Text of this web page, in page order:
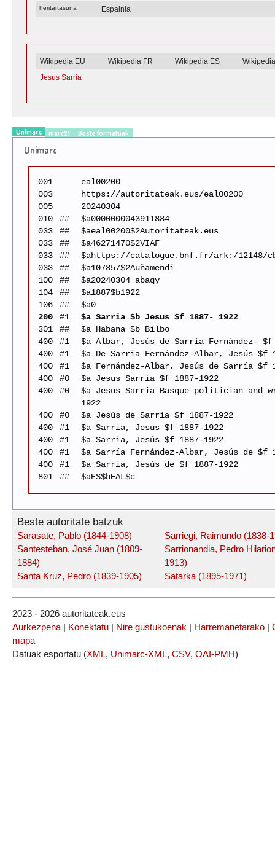
heritartasuna Espainia
Wikipedia EU Wikipedia FR Wikipedia ES
Jesus Sarria
Unimarc marc21 Beste formatuak
Unimarc
001
eal00200
003
https://autoritateak.eus/eal00200
005
20240304
010
##
$a0000000043911884
033
##
$aeal00200$2Autoritateak.eus
033
##
$a46271470$2VIAF
033
##
$ahttps://catalogue.bnf.fr/ark:/12148/
033
##
$a107357$2Auñamendi
100
##
$a20240304 abaqy
104
##
$a1887$b1922
106
##
$a0
200
#1
$a Sarria $b Jesus $f 1887- 1922
301
##
$a Habana $b Bilbo
400
#1
$a Albar, Jesús de Sarría Fernández- $f
400
#1
$a De Sarria Fernández-Albar, Jesús $f
400
#1
$a Fernández-Albar, Jesús de Sarría $f
400
#0
$a Jesus Sarria $f 1887-1922
400
#0
$a Jesus Sarria Basque politician and
1922
400
#0
$a Jesús de Sarría $f 1887-1922
400
#1
$a Sarria, Jesus $f 1887-1922
400
#1
$a Sarria, Jesús $f 1887-1922
400
#1
$a Sarría Fernández-Albar, Jesús de $f
400
#1
$a Sarría, Jesús de $f 1887-1922
801
## $aES$bEAL$c
Beste autoritate batzuk
Sarasate, Pablo (1844-1908)
Santesteban, José Juan (1809-
1884)
Santa Kruz, Pedro (1839-1905)
Sarriegi, Raimundo (1838-
Sarrionandia, Pedro
1913)
Satarka (1895-1971)
2023 - 2026 autoritateak.eus
Aurkezpena| Konektatu | Nire gustukoenak | Harremanetarako |
mapa
Datuak esportatu (XML, Unimarc-XML, CSV, OAI-PMH)